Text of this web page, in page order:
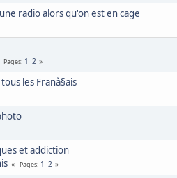
radio alors qu'on est en cage
Pages 1 2
les Franà§ais
et addiction
Pages 1 2